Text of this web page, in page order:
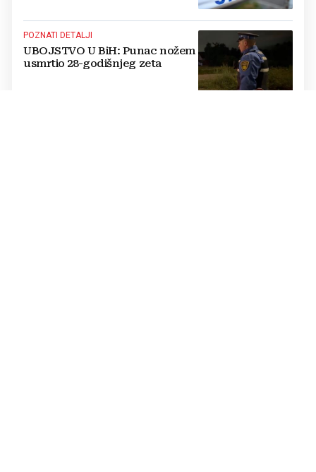
POZNATI DETALJI
UBOJSTVO U BiH: Punac nožem
usmrtio 28-godišnjeg zeta